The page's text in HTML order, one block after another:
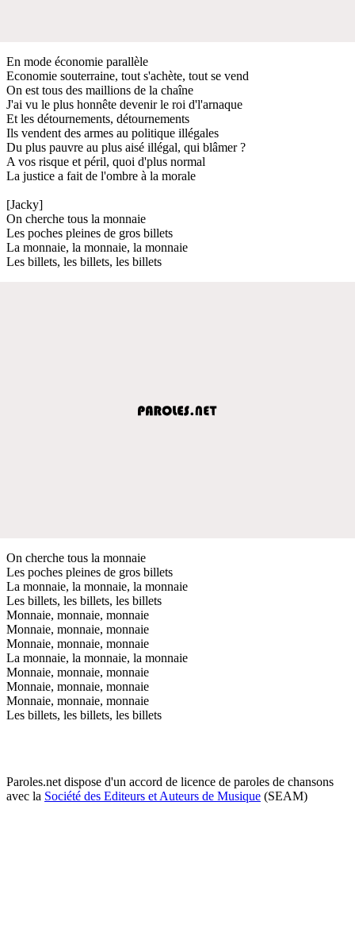
En mode économie parallèle
Economie souterraine, tout s'achète, tout se vend
On est tous des maillions de la chaîne
J'ai vu le plus honnête devenir le roi d'l'arnaque
Et les détournements, détournements
Ils vendent des armes au politique illégales
Du plus pauvre au plus aisé illégal, qui blâmer ?
A vos risque et péril, quoi d'plus normal
La justice a fait de l'ombre à la morale
[Jacky]
On cherche tous la monnaie
Les poches pleines de gros billets
La monnaie, la monnaie, la monnaie
Les billets, les billets, les billets
On cherche tous la monnaie
Les poches pleines de gros billets
La monnaie, la monnaie, la monnaie
Les billets, les billets, les billets
Monnaie, monnaie, monnaie
Monnaie, monnaie, monnaie
Monnaie, monnaie, monnaie
La monnaie, la monnaie, la monnaie
Monnaie, monnaie, monnaie
Monnaie, monnaie, monnaie
Monnaie, monnaie, monnaie
Les billets, les billets, les billets
Paroles.net dispose d'un accord de licence de paroles de chansons
avec la Société des Editeurs et Auteurs de Musique (SEAM)